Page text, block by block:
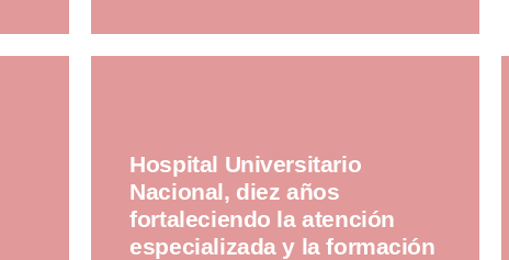
Hospital Universitario
Nacional, diez años
fortaleciendo la atención
especializada y la formación